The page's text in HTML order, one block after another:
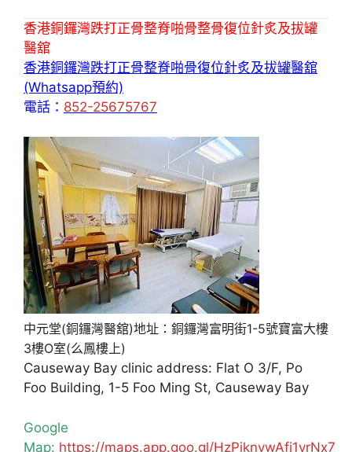
香港銅鑼灣跌打正骨整脊啪骨整骨復位針炙及拔罐
醫舘
香港銅鑼灣跌打正骨整脊啪骨復位針炙及拔罐醫舘
(Whatsapp預約)
電話： 852-25675767
中元堂(銅鑼灣醫舘)地址：銅鑼灣富明街1-5號寶富大樓
3樓O室(么鳳樓上)
Causeway Bay clinic address: Flat O 3/F, Po
Foo Building, 1-5 Foo Ming St, Causeway Bay
Google
Map: https://maps.app.goo.gl/HzPiknywAfj1yrNx7